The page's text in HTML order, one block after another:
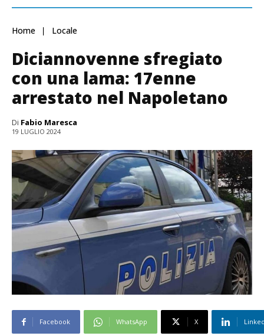
Home Locale
Diciannovenne sfregiato
con una lama: 17enne
arrestato nel Napoletano
Di Fabio Maresca
19 LUGLIO 2024
Facebook WhatsApp X